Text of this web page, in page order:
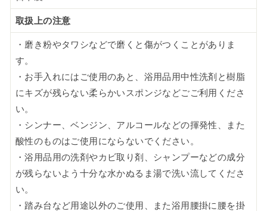
取扱上の注意
・磨き粉やタワシなどで磨くと傷がつくことがありま
す。
・お手入れにはご使用のあと、浴用品用中性洗剤と樹脂
にキズが残らない柔らかいスポンジなどごご利用くださ
い。
・シンナー、ベンジン、アルコールなどの揮発性、また
酸性のものはご使用にならないでください。
・浴用品用の洗剤やカビ取り剤、シャンプーなどの成分
が残らないよう十分な水かぬるま湯で洗い流してくださ
い。
・踏み台など用途以外のご使用、また浴用腰掛に腰を掛